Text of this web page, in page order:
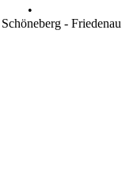
•
- Friedenau